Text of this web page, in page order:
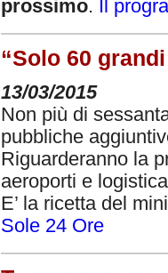
prossimo. Il
“Solo 60
13/03/2015
Non più di
pubbliche
Riguarderanno la
aeroporti e
E’ la ricetta del
Sole 24 Ore